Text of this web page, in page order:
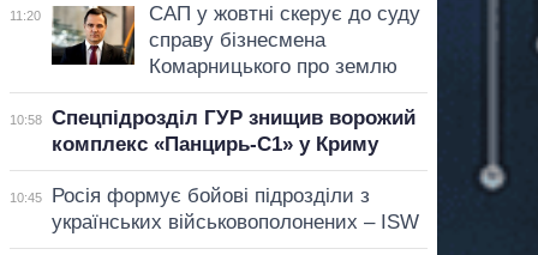
11:20
САП у жовтні скерує до суду
справу бізнесмена
Комарницького про землю
10:58
Спецпідрозділ ГУР знищив ворожий
комплекс «Панцирь-С1» у Криму
10:45
Росія формує бойові підрозділи з
українських військовополонених – ISW